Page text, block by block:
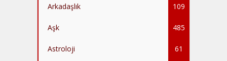
Arkadaşlık 109
Aşk 485
Astroloji 61